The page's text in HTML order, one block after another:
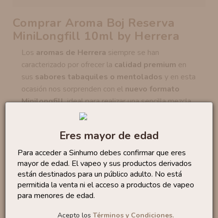
Eres mayor de edad
Para acceder a Sinhumo debes confirmar que eres
mayor de edad. El vapeo y sus productos derivados
están destinados para un público adulto. No está
permitida la venta ni el acceso a productos de vapeo
para menores de edad.
Acepto los Términos y Condiciones.
Comprar Aroma Boj Reserva
MiniLongfill 10ml by Herrera
Los aromas de Herrera siempre se han
caracterizado por ofrecer la calidad premium en
sus sabores tabaquiles o mentolados y en esta
ocasión nos sorprenden con el nuevo formato
Minilongfill, ideal para realizar una sencilla mezcla.
Aroma Boj Reserva MiniLongfill 10ml by
diseñado para los amantes delauténtico
sabor a tabaco. Este producto se elabora
de extracto naturalde lavariedad North
American Shade, cultivada bajo sombra en el
prestigioso valle del río Connecticut, EE.UUque
macera durante 4 semanas en barricas de